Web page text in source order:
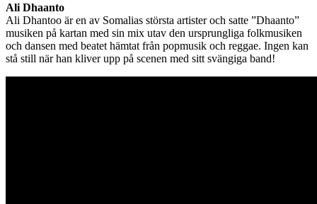
Ali Dhaanto
Ali Dhantoo är en av Somalias största artister och satte ”Dhaanto”
musiken på kartan med sin mix utav den ursprungliga folkmusiken
och dansen med beatet hämtat från popmusik och reggae. Ingen kan
stå still när han kliver upp på scenen med sitt svängiga band!